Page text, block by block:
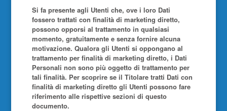
Si fa presente agli Utenti che, ove i loro Dati
fossero trattati con finalità di marketing diretto,
possono opporsi al trattamento in qualsiasi
momento, gratuitamente e senza fornire alcuna
motivazione. Qualora gli Utenti si oppongano al
trattamento per finalità di marketing diretto, i Dati
Personali non sono più oggetto di trattamento per
tali finalità. Per scoprire se il Titolare tratti Dati con
finalità di marketing diretto gli Utenti possono fare
riferimento alle rispettive sezioni di questo
documento.